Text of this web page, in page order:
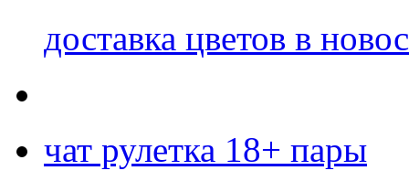
доставка цветов в
чат рулетка 18+ пары